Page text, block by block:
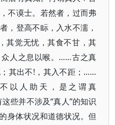
不谟士。若然者，过而弗
，登高不眎，入水不濡，
其觉无忧，其食不甘，其
人之息以喉。……古之真
其出不!，其入不距；……
以人助天，是之谓真
些并不涉及“真人”的知识
身体状况和道德状况。但